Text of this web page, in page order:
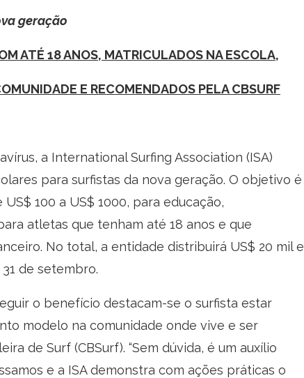
geração
ATÉ 18 ANOS, MATRICULADOS NA ESCOLA,
E RECOMENDADOS PELA CBSURF
a International Surfing Association (ISA)
para surfistas da nova geração. O objetivo é
100 a US$ 1000, para educação,
atletas que tenham até 18 anos e que
No total, a entidade distribuirá US$ 20 mil e
de setembro.
o benefício destacam-se o surfista estar
modelo na comunidade onde vive e ser
de Surf (CBSurf). “Sem dúvida, é um auxílio
e a ISA demonstra com ações práticas o